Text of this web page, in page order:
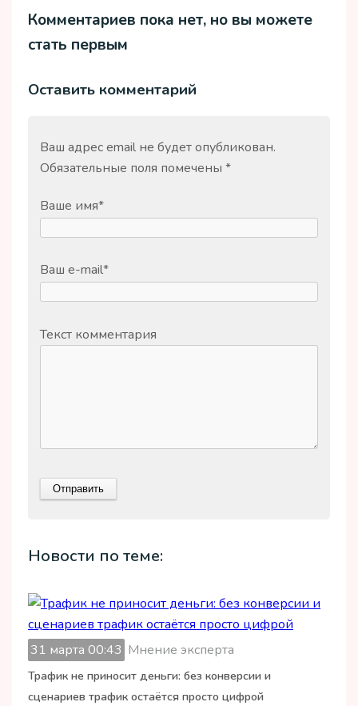
Комментариев пока нет, но вы можете
стать первым
Оставить комментарий
Ваш адрес email не будет опубликован.
Обязательные поля помечены *
Ваше имя*
Ваш e-mail*
Текст комментария
Новости по теме:
31 марта 00:43 Мнение эксперта
Трафик не приносит деньги: без конверсии и
сценариев трафик остаётся просто цифрой